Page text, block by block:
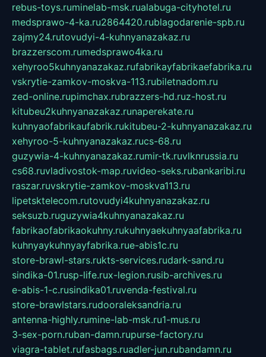
rebus-toys.ruminelab-msk.rualabuga-cityhotel.ru
medsprawo-4-ka.ru2864420.rublagodarenie-spb.ru
zajmy24.rutovudyi-4-kuhnyanazakaz.ru
brazzerscom.rumedsprawo4ka.ru
xehyroo5kuhnyanazakaz.rufabrikayfabrikaefabrika.ru
vskrytie-zamkov-moskva-113.rubiletnadom.ru
zed-online.rupimchax.rubrazzers-hd.ruz-host.ru
kitubeu2kuhnyanazakaz.runaperekate.ru
kuhnyaofabrikaufabrik.rukitubeu-2-kuhnyanazakaz.ru
xehyroo-5-kuhnyanazakaz.rucs-68.ru
guzywia-4-kuhnyanazakaz.rumir-tk.ruvlknrussia.ru
cs68.ruvladivostok-map.ruvideo-seks.rubankaribi.ru
raszar.ruvskrytie-zamkov-moskva113.ru
lipetsktelecom.rutovudyi4kuhnyanazakaz.ru
seksuzb.ruguzywia4kuhnyanazakaz.ru
fabrikaofabrikaokuhny.rukuhnyaekuhnyaafabrika.ru
kuhnyaykuhnyayfabrika.rue-abis1c.ru
store-brawl-stars.rukts-services.rudark-sand.ru
sindika-01.rusp-life.rux-legion.rusib-archives.ru
e-abis-1-c.rusindika01.ruvenda-festival.ru
store-brawlstars.rudooraleksandria.ru
antenna-highly.rumine-lab-msk.ru1-mus.ru
3-sex-porn.ruban-damn.rupurse-factory.ru
viagra-tablet.rufasbags.ruadler-jun.rubandamn.ru